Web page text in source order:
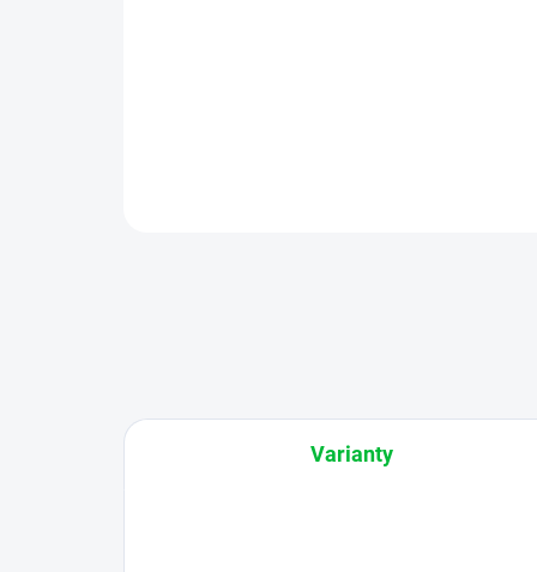
Varianty